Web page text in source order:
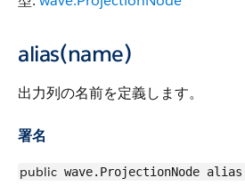
alias(name)
出力列の名前を定義します。
署名
public wave.ProjectionNode